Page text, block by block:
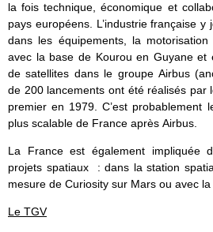
la fois technique, économique et
pays européens. L’industrie française
dans les équipements, la
avec la base de Kourou en Guyane et
de satellites dans le groupe Airbus
de 200 lancements ont été réalisés par
premier en 1979. C’est probablement
plus scalable de France après Airbus.
La France est également impliquée
projets spatiaux : dans la station
mesure de Curiosity sur Mars ou avec
Le TGV